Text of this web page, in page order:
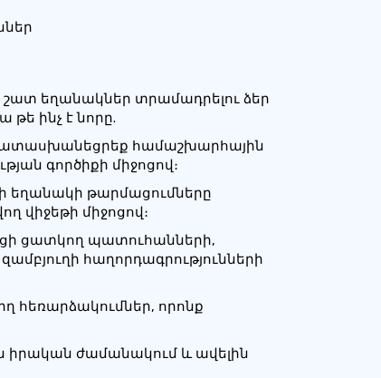
շատ եղանակներ տրամադրելու ձեր
թե ինչ է նորը.
համաշխարհային
գործիքի միջոցով։
եղանակի թարմացումները
վիջեթի միջոցով։
ցատկող պատուհանների,
հաղորդագրությունների
հեռարձակումներ, որոնք
իրական ժամանակում և ավելին